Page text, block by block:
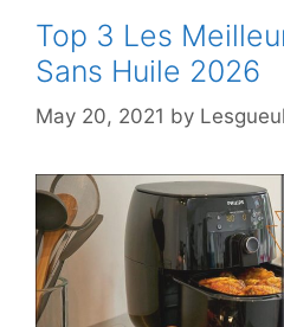
Top 3 Les
Sans Huile 2026
May 20, 2021 by